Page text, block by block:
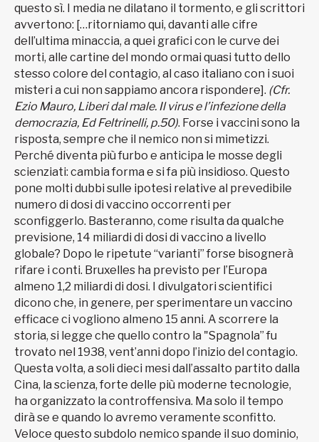
questo sì. I media ne dilatano il tormento, e gli scrittori
avvertono: […ritorniamo qui, davanti alle cifre
dell’ultima minaccia, a quei grafici con le curve dei
morti, alle cartine del mondo ormai quasi tutto dello
stesso colore del contagio, al caso italiano con i suoi
misteri a cui non sappiamo ancora rispondere]. (Cfr.
Ezio Mauro, Liberi dal male. Il virus e l’infezione della
democrazia, Ed Feltrinelli, p.50). Forse i vaccini sono la
risposta, sempre che il nemico non si mimetizzi.
Perché diventa più furbo e anticipa le mosse degli
scienziati: cambia forma e si fa più insidioso. Questo
pone molti dubbi sulle ipotesi relative al prevedibile
numero di dosi di vaccino occorrenti per
sconfiggerlo. Basteranno, come risulta da qualche
previsione, 14 miliardi di dosi di vaccino a livello
globale? Dopo le ripetute “varianti” forse bisognerà
rifare i conti. Bruxelles ha previsto per l’Europa
almeno 1,2 miliardi di dosi. I divulgatori scientifici
dicono che, in genere, per sperimentare un vaccino
efficace ci vogliono almeno 15 anni. A scorrere la
storia, si legge che quello contro la "Spagnola” fu
trovato nel 1938, vent’anni dopo l’inizio del contagio.
Questa volta, a soli dieci mesi dall’assalto partito dalla
Cina, la scienza, forte delle più moderne tecnologie,
ha organizzato la controffensiva. Ma solo il tempo
dirà se e quando lo avremo veramente sconfitto.
Veloce questo subdolo nemico spande il suo dominio,